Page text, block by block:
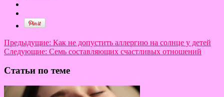
Предыдущие: Как не допустить аллергию на солнце у детей
Следующие: Семь составляющих счастливых отношений
Статьи по теме